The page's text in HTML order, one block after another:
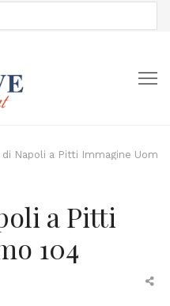
di Napoli a Pitti Immagine Uomo
a Pitti
104